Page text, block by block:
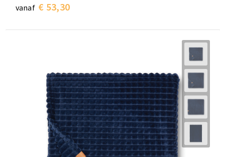
vanaf € 53,30